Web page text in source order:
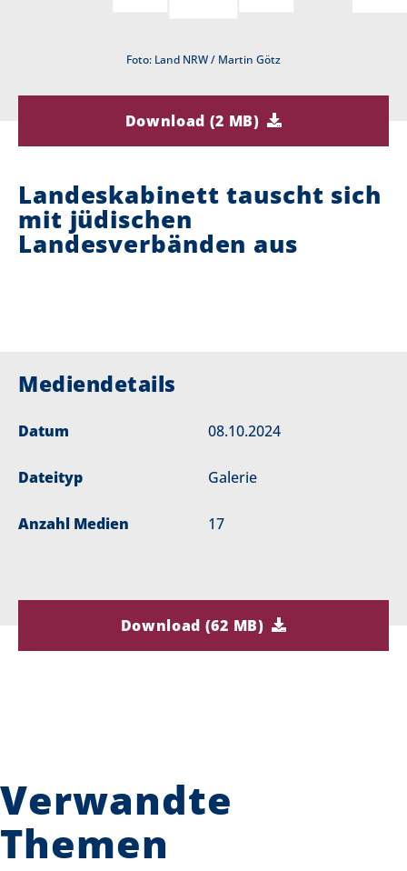
r
Foto: Land NRW / Martin Götz
Download (2 MB)
Landeskabinett tauscht sich
mit jüdischen
Landesverbänden aus
Mediendetails
Datum 08.10.2024
Dateityp Galerie
Anzahl Medien 17
Download (62 MB)
Verwandte
Themen